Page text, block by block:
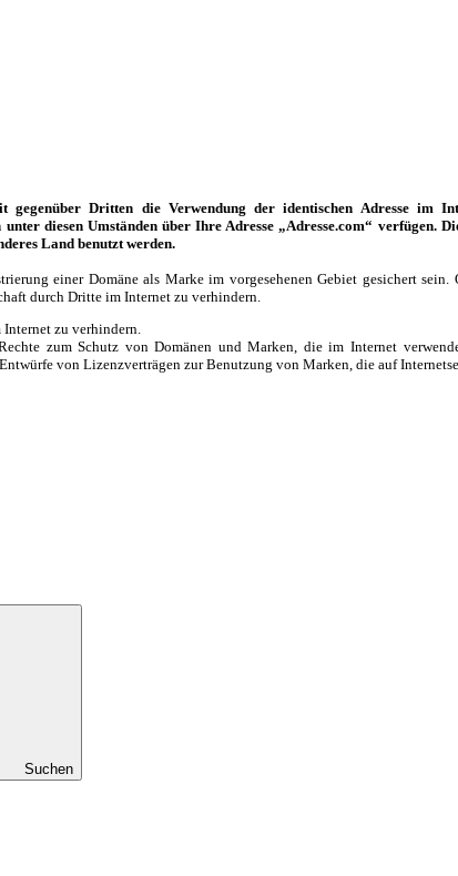
Dritten die Verwendung der identischen Adresse im
diesen Umständen über Ihre Adresse „Adresse.com“ verfügen.
Land benutzt werden.
einer Domäne als Marke im vorgesehenen Gebiet gesichert
durch Dritte im Internet zu verhindern.
zu verhindern.
zum Schutz von Domänen und Marken, die im Internet
von Lizenzverträgen zur Benutzung von Marken, die auf
Suchen